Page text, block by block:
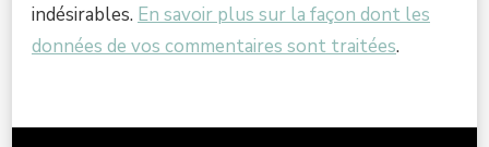
indésirables. En savoir plus sur la façon dont les
données de vos commentaires sont traitées.